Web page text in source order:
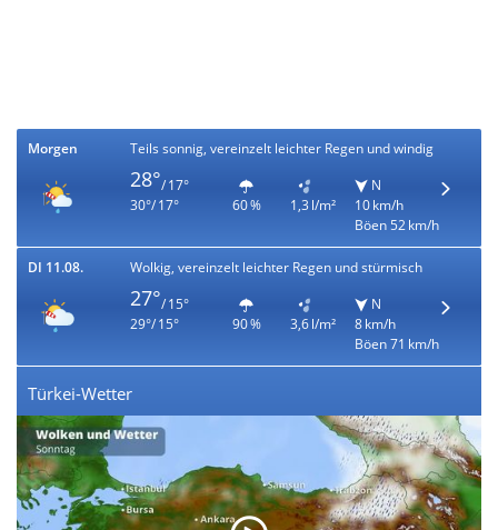
Morgen Teils sonnig, vereinzelt leichter Regen und windig
28°/ 17°
30°/ 17°
60 % 1,3 l/m²
N
10 km/h
Böen 52 km/h
DI 11.08. Wolkig, vereinzelt leichter Regen und stürmisch
27°/ 15°
29°/ 15°
90 % 3,6 l/m²
N
8 km/h
Böen 71 km/h
Türkei-Wetter